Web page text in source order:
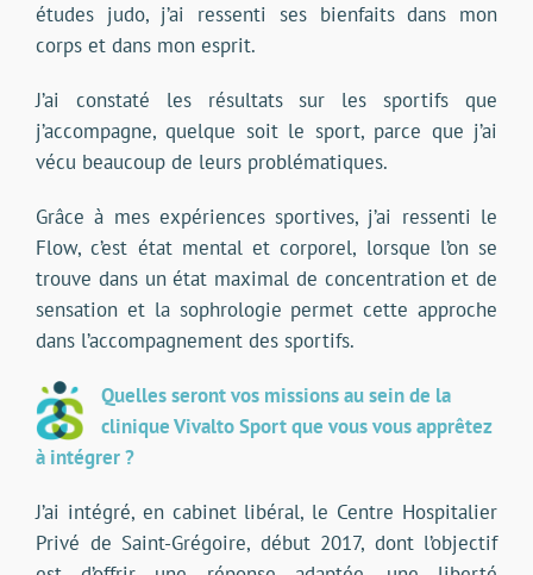
études judo, j’ai ressenti ses bienfaits dans mon
corps et dans mon esprit.
J’ai constaté les résultats sur les sportifs que
j’accompagne, quelque soit le sport, parce que j’ai
vécu beaucoup de leurs problématiques.
Grâce à mes expériences sportives, j’ai ressenti le
Flow, c’est état mental et corporel, lorsque l’on se
trouve dans un état maximal de concentration et de
sensation et la sophrologie permet cette approche
dans l’accompagnement des sportifs.
Quelles seront vos missions au sein de la
clinique Vivalto Sport que vous vous apprêtez
à intégrer ?
J’ai intégré, en cabinet libéral, le Centre Hospitalier
Privé de Saint-Grégoire, début 2017, dont l’objectif